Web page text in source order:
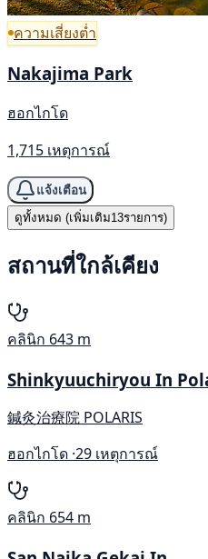
ความเสี่ยงต่ำ
Nakajima Park
ฮอกไกโด
1,715 เหตุการณ์
แจ้งเตือน
ดูทั้งหมด (เพิ่มเติม13รายการ)
สถานที่ใกล้เคียง
คลินิก 643 m
Shinkyuuchiryou In
鍼灸治療院 POLARIS
ฮอกไกโด ·29 เหตุการณ์
คลินิก 654 m